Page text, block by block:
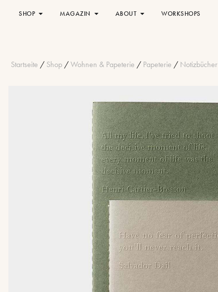
SHOP MAGAZIN ABOUT WORKSHOPS
Startseite / Shop /Wohnen & Papeterie / Papeterie / Notizbücher